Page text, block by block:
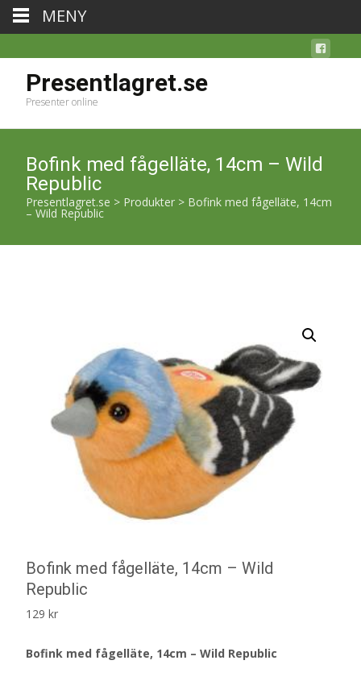
Presentlagret.se
Presenter online
Bofink med fågelläte, 14cm – Wild
Republic
Presentlagret.se > Produkter > Bofink med fågelläte, 14cm
– Wild Republic
Bofink med fågelläte, 14cm – Wild
Republic
129 kr
Bofink med fågelläte, 14cm – Wild Republic
MENY